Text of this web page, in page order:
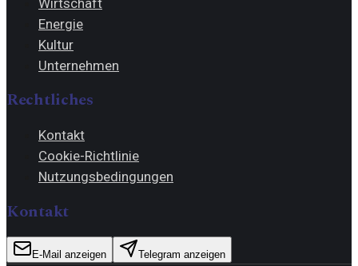
Energie
Kultur
Unternehmen
Rechtliches
Kontakt
Cookie-Richtlinie
Nutzungsbedingungen
Kontakt
E-Mail anzeigen Telegram anzeigen